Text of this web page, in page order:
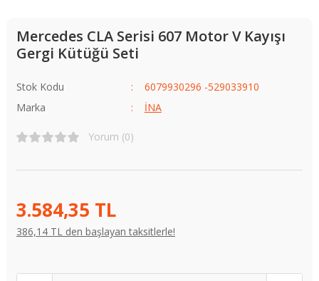
Mercedes CLA Serisi 607 Motor V Kayışı
Gergi Kütüğü Seti
Stok Kodu
6079930296 -529033910
Marka
İNA
Yorum (0)
3.584,35 TL
386,14 TL den başlayan taksitlerle!